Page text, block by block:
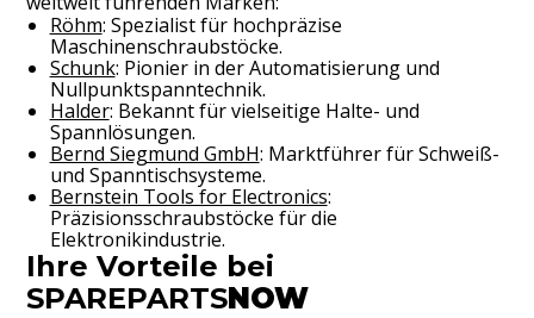
Röhm: Spezialist für hochpräzise
Maschinenschraubstöcke.
Schunk: Pionier in der Automatisierung und
Nullpunktspanntechnik.
Halder: Bekannt für vielseitige Halte- und
Spannlösungen.
Bernd Siegmund GmbH: Marktführer für Schweiß-
und Spanntischsysteme.
Bernstein Tools for Electronics:
Präzisionsschraubstöcke für die
Elektronikindustrie.
Ihre Vorteile bei
SPAREPARTSNOW